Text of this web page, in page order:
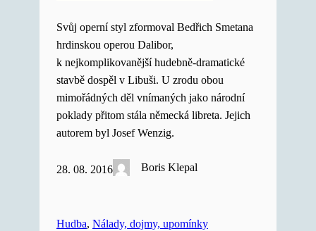
Svůj operní styl zformoval Bedřich Smetana
hrdinskou operou Dalibor,
k nejkomplikovanější hudebně-dramatické
stavbě dospěl v Libuši. U zrodu obou
mimořádných děl vnímaných jako národní
poklady přitom stála německá libreta. Jejich
autorem byl Josef Wenzig.
28. 08. 2016 Boris Klepal
Hudba, Nálady, dojmy, upomínky